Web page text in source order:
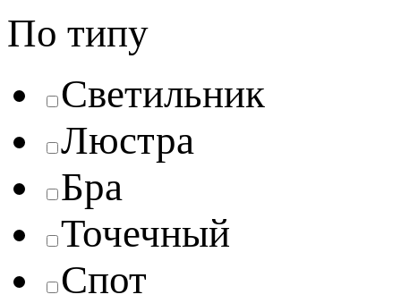
По типу
Светильник
Люстра
Бра
Точечный
Спот